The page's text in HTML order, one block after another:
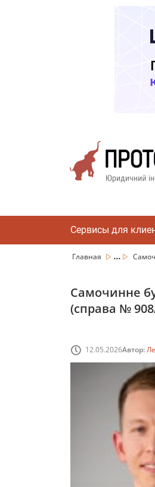
Сервисы для
Главная ...
Самочинне
(справа №
12.05.2026Автор: